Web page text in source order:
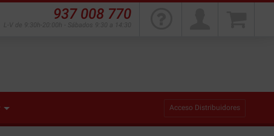
937 008 770
Acceso Distribuidores